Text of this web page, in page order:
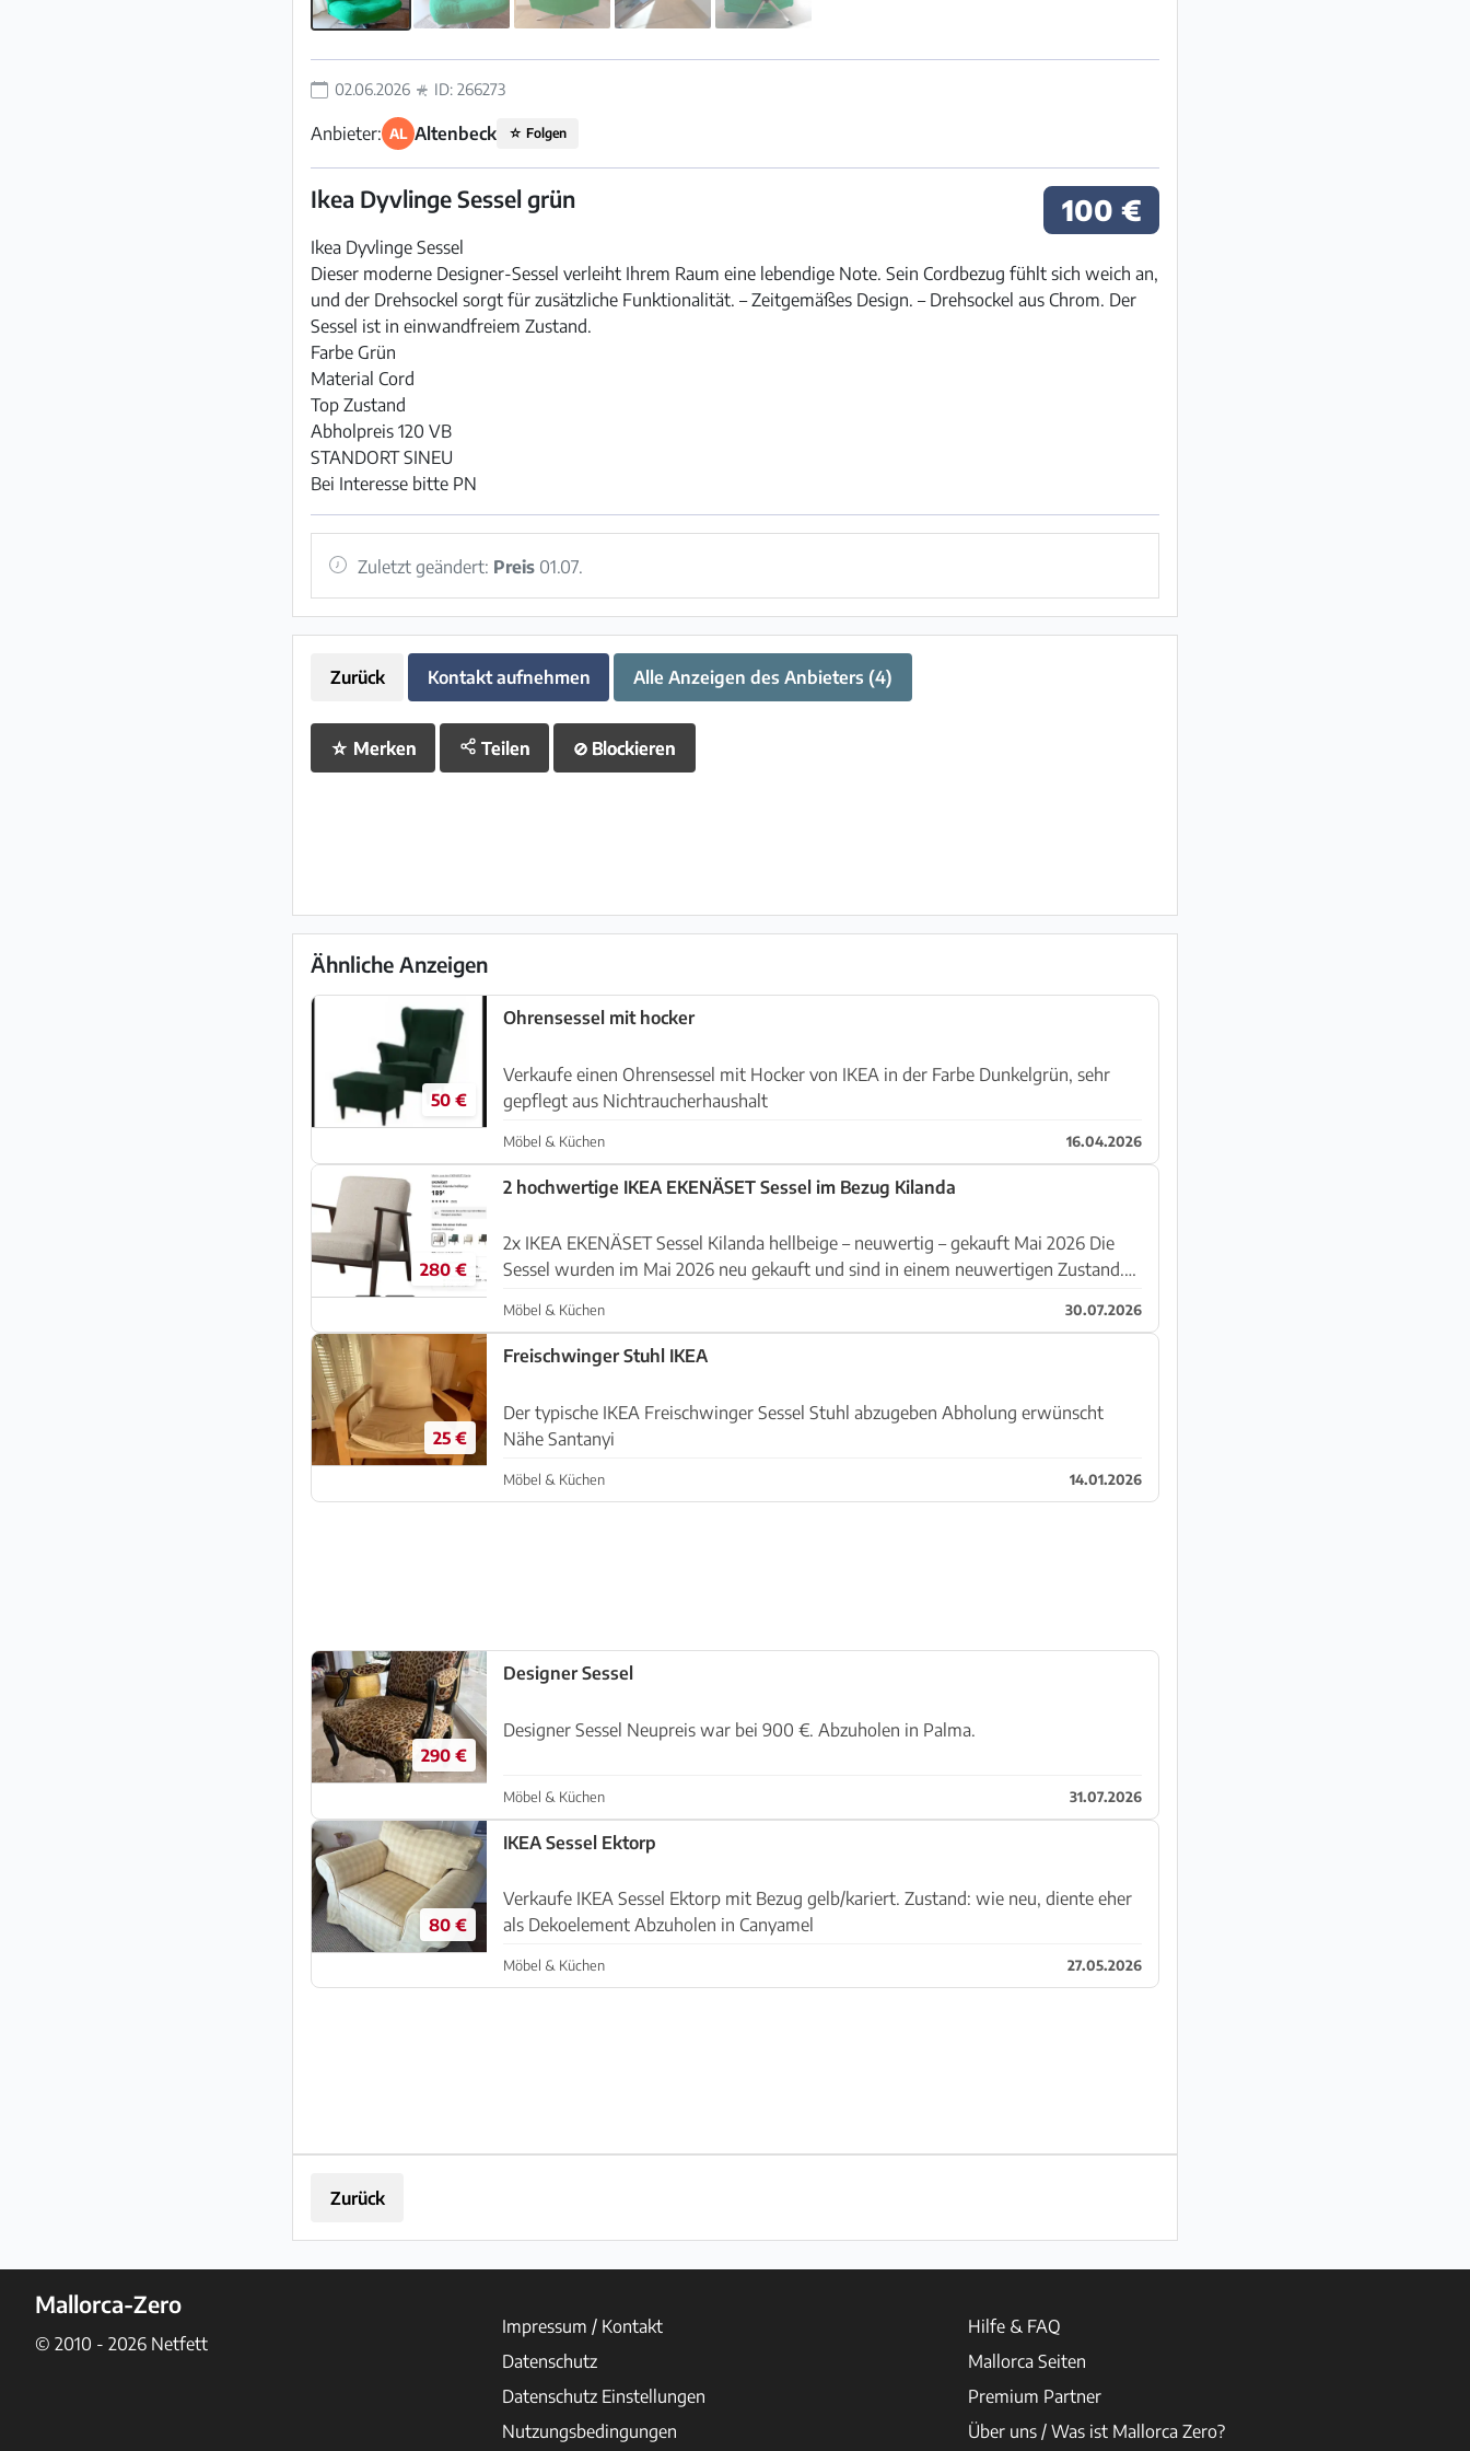
02.06.2026 ID: 266273
Anbieter: AL Altenbeck ☆ Folgen
100 €
Ikea Dyvlinge Sessel grün
Ikea Dyvlinge Sessel
Dieser moderne Designer-Sessel verleiht Ihrem Raum eine lebendige Note. Sein Cordbezug fühlt sich weich an,
und der Drehsockel sorgt für zusätzliche Funktionalität. – Zeitgemäßes Design. – Drehsockel aus Chrom. Der
Sessel ist in einwandfreiem Zustand.
Farbe Grün
Material Cord
Top Zustand
Abholpreis 120 VB
STANDORT SINEU
Bei Interesse bitte PN
Zuletzt geändert: Preis 01.07.
Zurück Kontakt aufnehmen Alle Anzeigen des Anbieters (4)
☆ Merken Teilen ⊘ Blockieren
Ähnliche Anzeigen
50 €
Ohrensessel mit hocker
Verkaufe einen Ohrensessel mit Hocker von IKEA in der Farbe Dunkelgrün, sehr
gepflegt aus Nichtraucherhaushalt
Möbel & Küchen 16.04.2026
280 €
2 hochwertige IKEA EKENÄSET Sessel im Bezug Kilanda
2x IKEA EKENÄSET Sessel Kilanda hellbeige – neuwertig – gekauft Mai 2026 Die
Sessel wurden im Mai 2026 neu gekauft und sind in einem neuwertigen Zustand.
Möbel & Küchen 30.07.2026
25 €
Freischwinger Stuhl IKEA
Der typische IKEA Freischwinger Sessel Stuhl abzugeben Abholung erwünscht
Nähe Santanyi
Möbel & Küchen 14.01.2026
290 €
Designer Sessel
Designer Sessel Neupreis war bei 900 €. Abzuholen in Palma.
Möbel & Küchen 31.07.2026
80 €
IKEA Sessel Ektorp
Verkaufe IKEA Sessel Ektorp mit Bezug gelb/kariert. Zustand: wie neu, diente eher
als Dekoelement Abzuholen in Canyamel
Möbel & Küchen 27.05.2026
Zurück
Mallorca-Zero
© 2010 - 2026 Netfett
Impressum / Kontakt
Datenschutz
Datenschutz Einstellungen
Nutzungsbedingungen
Hilfe & FAQ
Mallorca Seiten
Premium Partner
Über uns / Was ist Mallorca Zero?